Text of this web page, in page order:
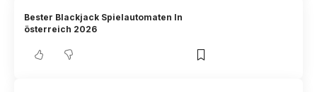
Bester Blackjack Spielautomaten In
österreich 2026